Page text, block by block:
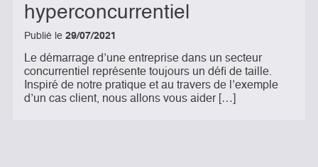
hyperconcurrentiel
Publié le 29/07/2021
Le démarrage d’une entreprise dans un secteur
concurrentiel représente toujours un défi de taille.
Inspiré de notre pratique et au travers de l’exemple
d’un cas client, nous allons vous aider […]